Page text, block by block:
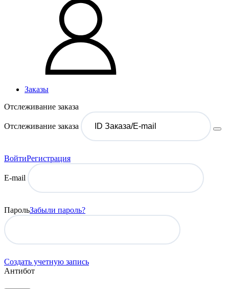
Заказы
Отслеживание заказа
Отслеживание заказа
ВойтиРегистрация
E-mail
ПарольЗабыли пароль?
Создать учетную запись
Антибот